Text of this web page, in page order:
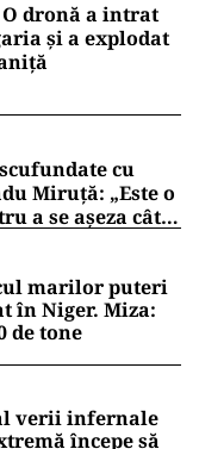
dronă a intrat
şi a explodat
cu
Miruță: „Este o
a se așeza cât
marilor puteri
în Niger. Miza:
de tone
verii infernale
începe să